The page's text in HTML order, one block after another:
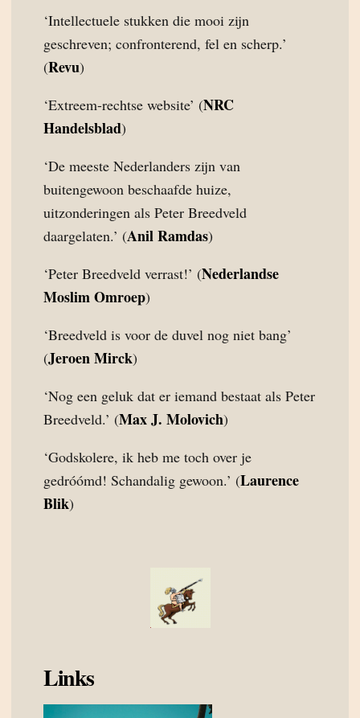
‘Intellectuele stukken die mooi zijn
geschreven; confronterend, fel en scherp.’
(Revu)
‘Extreem-rechtse website’ (NRC
Handelsblad)
‘De meeste Nederlanders zijn van
buitengewoon beschaafde huize,
uitzonderingen als Peter Breedveld
daargelaten.’ (Anil Ramdas)
‘Peter Breedveld verrast!’ (Nederlandse
Moslim Omroep)
‘Breedveld is voor de duvel nog niet bang’
(Jeroen Mirck)
‘Nog een geluk dat er iemand bestaat als Peter
Breedveld.’ (Max J. Molovich)
‘Godskolere, ik heb me toch over je
gedróómd! Schandalig gewoon.’ (Laurence
Blik)
Links